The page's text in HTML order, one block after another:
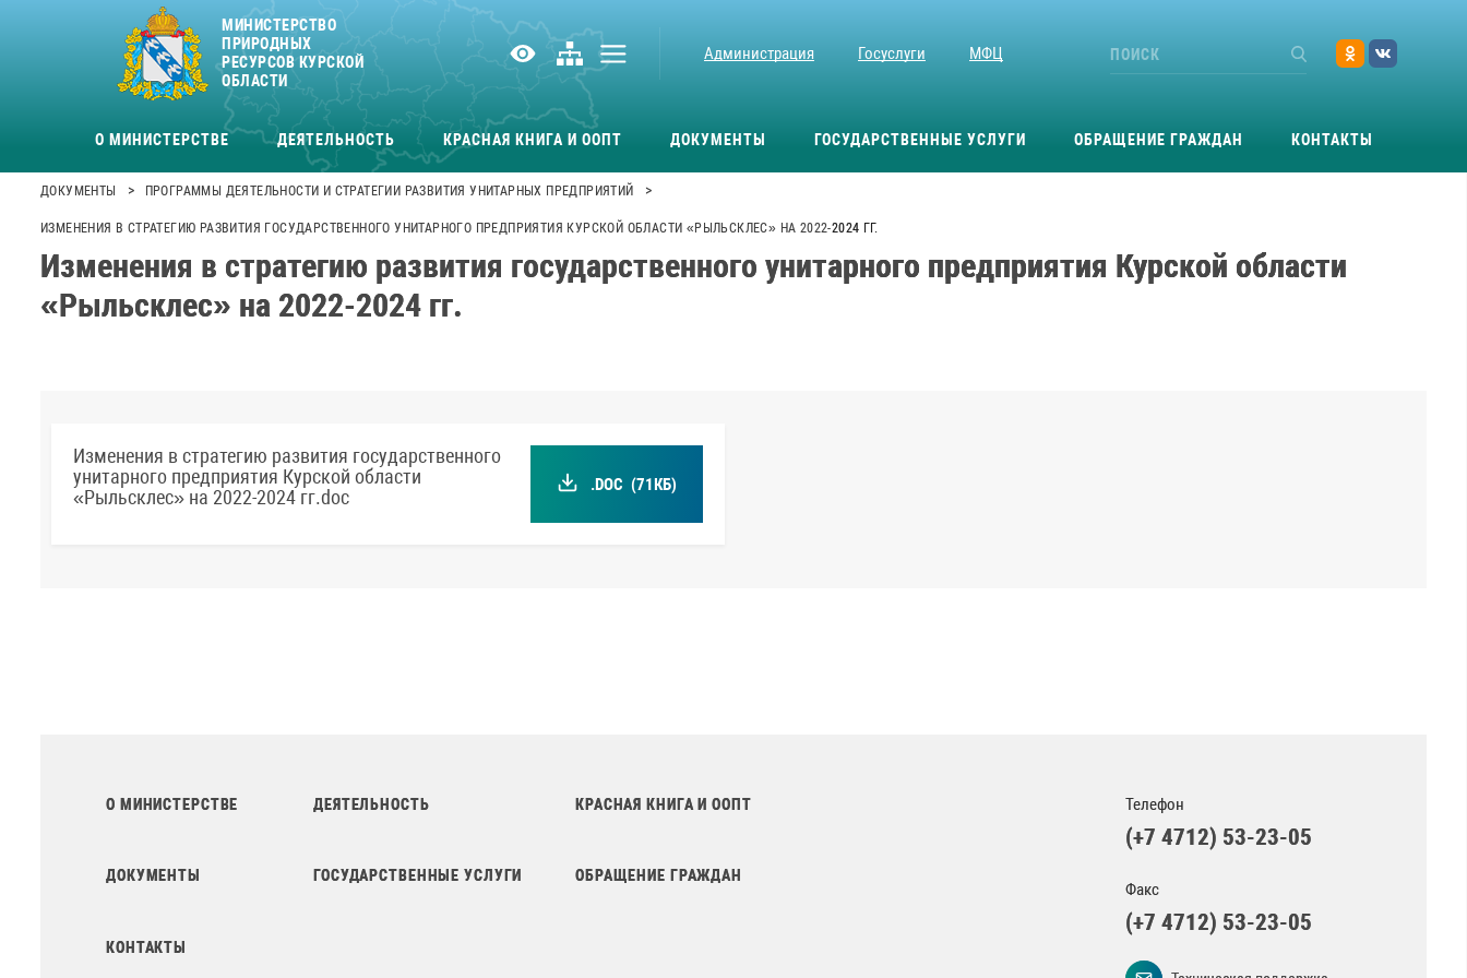
МИНИСТЕРСТВО
ПРИРОДНЫХ
РЕСУРСОВ КУРСКОЙ
ОБЛАСТИ
Администрация Госуслуги МФЦ
О МИНИСТЕРСТВЕ ДЕЯТЕЛЬНОСТЬ КРАСНАЯ КНИГА И ООПТ ДОКУМЕНТЫ ГОСУДАРСТВЕННЫЕ УСЛУГИ ОБРАЩЕНИЕ ГРАЖДАН КОНТАКТЫ
ДОКУМЕНТЫ > ПРОГРАММЫ ДЕЯТЕЛЬНОСТИ И СТРАТЕГИИ РАЗВИТИЯ УНИТАРНЫХ ПРЕДПРИЯТИЙ >
ИЗМЕНЕНИЯ В СТРАТЕГИЮ РАЗВИТИЯ ГОСУДАРСТВЕННОГО УНИТАРНОГО ПРЕДПРИЯТИЯ КУРСКОЙ ОБЛАСТИ «РЫЛЬСКЛЕС» НА 2022-2024 ГГ.
Изменения в стратегию развития государственного унитарного предприятия Курской области
«Рыльсклес» на 2022-2024 гг.
Изменения в стратегию развития государственного
унитарного предприятия Курской области
«Рыльсклес» на 2022-2024 гг.doc
.DOC (71КБ)
О МИНИСТЕРСТВЕ ДЕЯТЕЛЬНОСТЬ КРАСНАЯ КНИГА И ООПТ
ДОКУМЕНТЫ ГОСУДАРСТВЕННЫЕ УСЛУГИ ОБРАЩЕНИЕ ГРАЖДАН
КОНТАКТЫ
Телефон
(+7 4712) 53-23-05
Факс
(+7 4712) 53-23-05